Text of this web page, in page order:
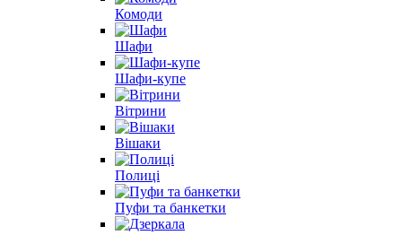
Комоди
Шафи
Шафи-купе
Вітрини
Вішаки
Полиці
Пуфи та банкетки